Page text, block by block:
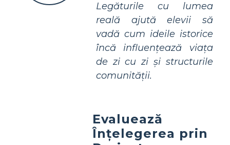
Legăturile cu lumea
reală ajută elevii să
vadă cum ideile istorice
încă influențează viața
de zi cu zi și structurile
comunității.
Evaluează
Înțelegerea prin